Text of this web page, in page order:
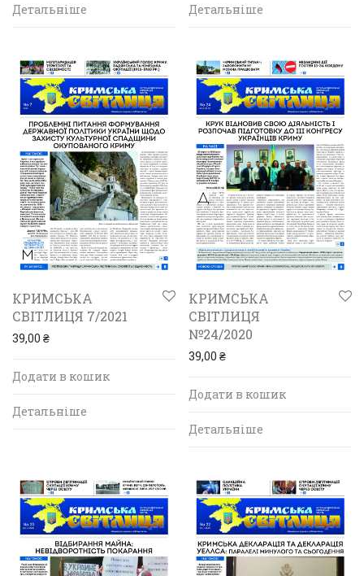
Детальніше Детальніше
КРИМСЬКА
СВІТЛИЦЯ 7/2021
39,00 ₴
Додати в кошик
Детальніше
КРИМСЬКА
СВІТЛИЦЯ
№24/2020
39,00 ₴
Додати в кошик
Детальніше